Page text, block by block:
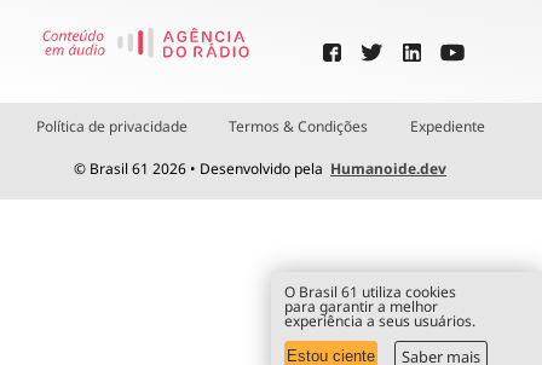
Política de privacidade Termos & Condições Expediente
© Brasil 61 2026 • Desenvolvido pela Humanoide.dev
O Brasil 61 utiliza cookies
para garantir a melhor
experiência a seus usuários.
Estou ciente Saber mais